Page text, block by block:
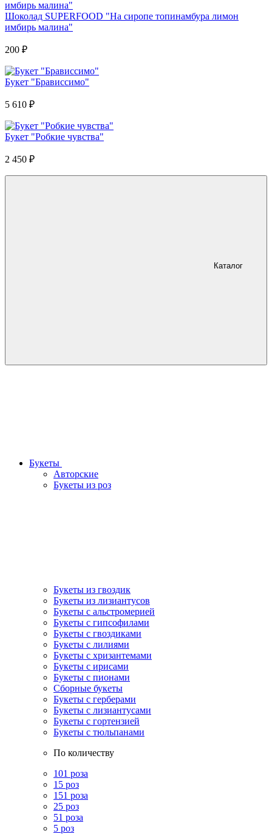
Шоколад SUPERFOOD "На сиропе топинамбура лимон
имбирь малина"
200 ₽
Букет "Брависсимо"
5 610 ₽
Букет "Робкие чувства"
2 450 ₽
Каталог
Букеты
Авторские
Букеты из роз
Букеты из гвоздик
Букеты из лизиантусов
Букеты с альстромерией
Букеты с гипсофилами
Букеты с гвоздиками
Букеты с лилиями
Букеты с хризантемами
Букеты с ирисами
Букеты с пионами
Сборные букеты
Букеты с герберами
Букеты с лизиантусами
Букеты с гортензией
Букеты с тюльпанами
По количеству
101 роза
15 роз
151 роза
25 роз
51 роза
5 роз